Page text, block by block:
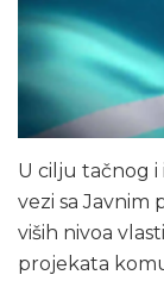
U cilju tačnog i
vezi sa Javnim
viših nivoa
projekata